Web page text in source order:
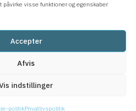
påvirke visse funktioner og egenskaber
Accepter
Afvis
indstillinger
politikPrivatlivspolitik